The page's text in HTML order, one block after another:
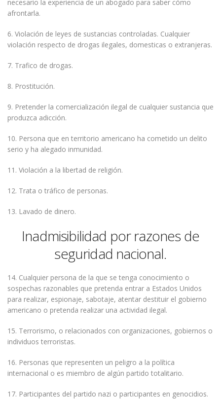
necesario la experiencia de un abogado para saber cómo
afrontarla.
6. Violación de leyes de sustancias controladas. Cualquier
violación respecto de drogas ilegales, domesticas o extranjeras.
7. Trafico de drogas.
8. Prostitución.
9. Pretender la comercialización ilegal de cualquier sustancia que
produzca adicción.
10. Persona que en territorio americano ha cometido un delito
serio y ha alegado inmunidad.
11. Violación a la libertad de religión.
12. Trata o tráfico de personas.
13. Lavado de dinero.
Inadmisibilidad por razones de
seguridad nacional.
14. Cualquier persona de la que se tenga conocimiento o
sospechas razonables que pretenda entrar a Estados Unidos
para realizar, espionaje, sabotaje, atentar destituir el gobierno
americano o pretenda realizar una actividad ilegal.
15. Terrorismo, o relacionados con organizaciones, gobiernos o
individuos terroristas.
16. Personas que representen un peligro a la política
internacional o es miembro de algún partido totalitario.
17. Participantes del partido nazi o participantes en genocidios.